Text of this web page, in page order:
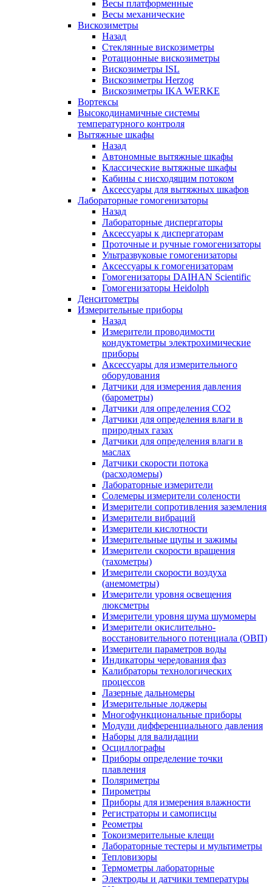
Весы платформенные
Весы механические
Вискозиметры
Назад
Стеклянные вискозиметры
Ротационные вискозиметры
Вискозиметры ISL
Вискозиметры Herzog
Вискозиметры IKA WERKE
Вортексы
Высокодинамичные системы
температурного контроля
Вытяжные шкафы
Назад
Автономные вытяжные шкафы
Классические вытяжные шкафы
Кабины с нисходящим потоком
Аксессуары для вытяжных шкафов
Лабораторные гомогенизаторы
Назад
Лабораторные диспергаторы
Аксессуары к диспергаторам
Проточные и ручные гомогенизаторы
Ультразвуковые гомогенизаторы
Аксессуары к гомогенизаторам
Гомогенизаторы DAIHAN Scientific
Гомогенизаторы Heidolph
Денситометры
Измерительные приборы
Назад
Измерители проводимости
кондуктометры электрохимические
приборы
Аксессуары для измерительного
оборудования
Датчики для измерения давления
(барометры)
Датчики для определения CO2
Датчики для определения влаги в
природных газах
Датчики для определения влаги в
маслах
Датчики скорости потока
(расходомеры)
Лабораторные измерители
Солемеры измерители солености
Измерители сопротивления заземления
Измерители вибраций
Измерители кислотности
Измерительные щупы и зажимы
Измерители скорости вращения
(тахометры)
Измерители скорости воздуха
(анемометры)
Измерители уровня освещения
люксметры
Измерители уровня шума шумомеры
Измерители окислительно-
восстановительного потенциала (ОВП)
Измерители параметров воды
Индикаторы чередования фаз
Калибраторы технологических
процессов
Лазерные дальномеры
Измерительные лоджеры
Многофункциональные приборы
Модули дифференциального давления
Наборы для валидации
Осциллографы
Приборы определение точки
плавления
Поляриметры
Пирометры
Приборы для измерения влажности
Регистраторы и самописцы
Реометры
Токоизмерительные клещи
Лабораторные тестеры и мультиметры
Тепловизоры
Термометры лабораторные
Электроды и датчики температуры